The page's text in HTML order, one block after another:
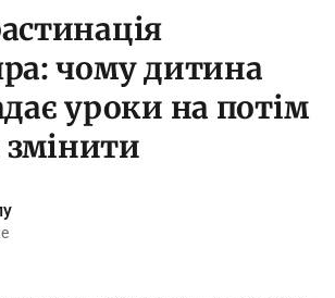
чому дитина
уроки на потім
змінити